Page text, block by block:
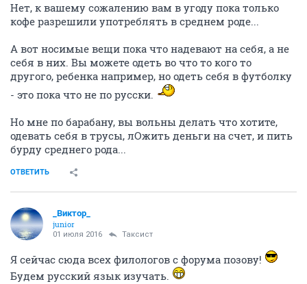
Нет, к вашему сожалению вам в угоду пока только
кофе разрешили употреблять в среднем роде...
А вот носимые вещи пока что надевают на себя, а не
себя в них. Вы можете одеть во что то кого то
другого, ребенка например, но одеть себя в футболку
- это пока что не по русски.
Но мне по барабану, вы вольны делать что хотите,
одевать себя в трусы, лОжить деньги на счет, и пить
бурду среднего рода...
ОТВЕТИТЬ
_Виктор_
juniоr
01 июля 2016 Таксист
Я сейчас сюда всех филологов с форума позову!
Будем русский язык изучать.